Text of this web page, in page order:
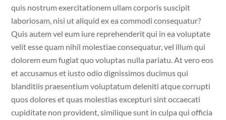
quis nostrum exercitationem ullam corporis suscipit
laboriosam, nisi ut aliquid ex ea commodi consequatur?
Quis autem vel eum iure reprehenderit qui in ea voluptate
velit esse quam nihil molestiae consequatur, vel illum qui
dolorem eum fugiat quo voluptas nulla pariatu. At vero eos
et accusamus et iusto odio dignissimos ducimus qui
blanditiis praesentium voluptatum deleniti atque corrupti
quos dolores et quas molestias excepturi sint occaecati
cupiditate non provident, similique sunt in culpa qui officia